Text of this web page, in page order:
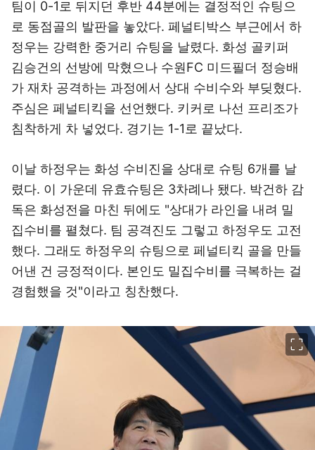
팀이 0-1로 뒤지던 후반 44분에는 결정적인 슈팅으
로 동점골의 발판을 놓았다. 페널티박스 부근에서 하
정우는 강력한 중거리 슈팅을 날렸다. 화성 골키퍼
김승건의 선방에 막혔으나 수원FC 미드필더 정승배
가 재차 공격하는 과정에서 상대 수비수와 부딪혔다.
주심은 페널티킥을 선언했다. 키커로 나선 프리조가
침착하게 차 넣었다. 경기는 1-1로 끝났다.
이날 하정우는 화성 수비진을 상대로 슈팅 6개를 날
렸다. 이 가운데 유효슈팅은 3차례나 됐다. 박건하 감
독은 화성전을 마친 뒤에도 "상대가 라인을 내려 밀
집수비를 펼쳤다. 팀 공격진도 그렇고 하정우도 고전
했다. 그래도 하정우의 슈팅으로 페널티킥 골을 만들
어낸 건 긍정적이다. 본인도 밀집수비를 극복하는 걸
경험했을 것"이라고 칭찬했다.